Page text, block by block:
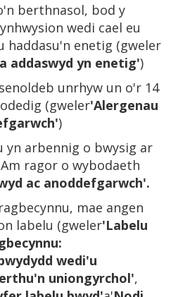
berthnasol, bod y
wedi cael eu
haddasu'n enetig (gweler
addaswyd yn enetig')
unrhyw un o'r 14
(gweler'Alergenau
)
yn arbennig o bwysig ar
ragor o wybodaeth
ac anoddefgarwch'.
mae angen
labelu (gweler'Labelu
wedi'u
uniongyrchol',